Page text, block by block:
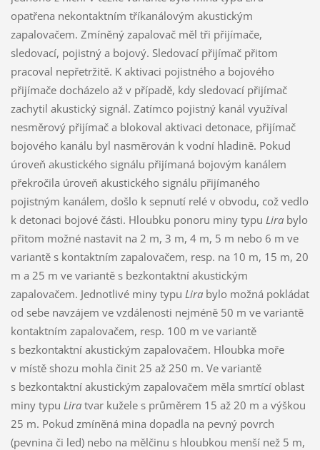
opatřena nekontaktním tříkanálovým akustickým
zapalovačem. Zmíněný zapalovač měl tři přijímače,
sledovací, pojistný a bojový. Sledovací přijímač přitom
pracoval nepřetržitě. K aktivaci pojistného a bojového
přijímače docházelo až v případě, kdy sledovací přijímač
zachytil akustický signál. Zatímco pojistný kanál využíval
nesměrový přijímač a blokoval aktivaci detonace, přijímač
bojového kanálu byl nasměrován k vodní hladině. Pokud
úroveň akustického signálu přijímaná bojovým kanálem
překročila úroveň akustického signálu přijímaného
pojistným kanálem, došlo k sepnutí relé v obvodu, což vedlo
k detonaci bojové části. Hloubku ponoru miny typu Lira bylo
přitom možné nastavit na 2 m, 3 m, 4 m, 5 m nebo 6 m ve
variantě s kontaktním zapalovačem, resp. na 10 m, 15 m, 20
m a 25 m ve variantě s bezkontaktní akustickým
zapalovačem. Jednotlivé miny typu Lira bylo možná pokládat
od sebe navzájem ve vzdálenosti nejméně 50 m ve variantě
kontaktním zapalovačem, resp. 100 m ve variantě
s bezkontaktní akustickým zapalovačem. Hloubka moře
v místě shozu mohla činit 25 až 250 m. Ve variantě
s bezkontaktní akustickým zapalovačem měla smrtící oblast
miny typu Liratvar kužele s průměrem 15 až 20 m a výškou
25 m. Pokud zmíněná mina dopadla na pevný povrch
(pevnina či led) nebo na mělčinu s hloubkou menší než 5 m,